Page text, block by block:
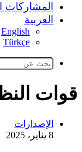
المشاركات
العربية
English
Türkçe
قوات
الإصدارات
8 يناير، 2025